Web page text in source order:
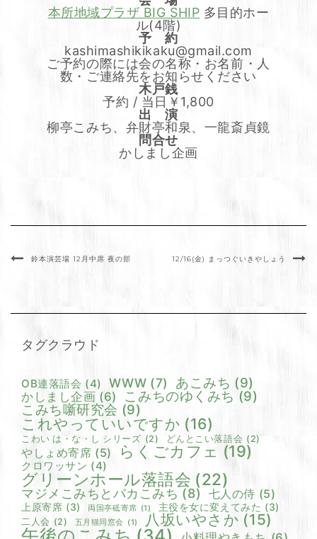
本所地域プラザ BIG SHIP 多目的ホー
ル(4階)
予 約
kashimashikikaku@gmail.com
ご予約の際には会の名称・お名前・人
数・ご連絡先をお知らせください
木戸銭
予約 / 当日￥1,800
出 演
柳亭こみち、弁財亭和泉、一龍斎貞鏡
問合せ
かしまし企画
鈴本演芸場 12月中席 夜の部 12/16(金) まっつぐいきやしょう
タグクラウド
OB連落語会 (4) WWW (7) あこみち (9)
かしまし企画 (6) こみちのゆくみち (9)
こみち噺研究会 (9)
これやっていいですか (16)
こわい は・な・し シリーズ (2) どんとこい落語会 (2)
やしょめ寄席 (5) らくごカフェ (19)
クロワッサン (4)
グリーンホール落語会 (22)
マジメこみちとバカこみち (8) 七人の侍 (5)
上原寄席 (3) 両国亭砥寄席 (1) 主役を女に変えてみた (3)
二人会 (2) 五月猫同窓会 (1) 八坂いやさか (15)